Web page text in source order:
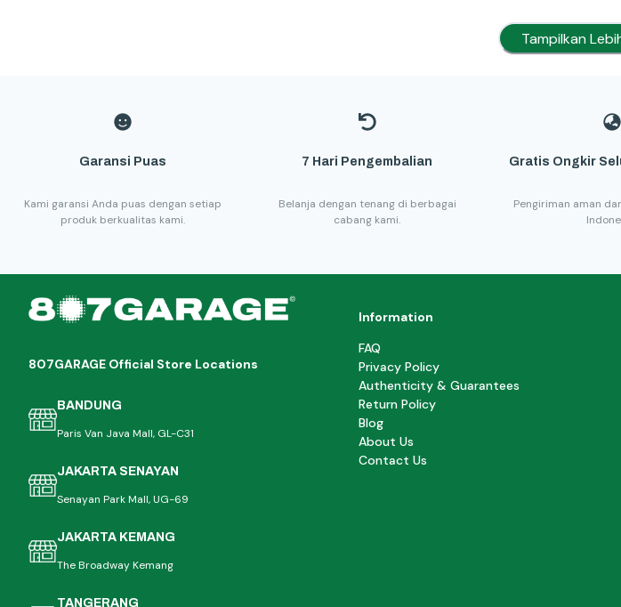
Tampilkan
Garansi Puas
Kami garansi Anda puas dengan setiap
produk berkualitas kami.
7 Hari Pengembalian
Belanja dengan tenang di berbagai
cabang kami.
Gratis Ongkir
Pengiriman aman
807GARAGE Official Store Locations
BANDUNG
Paris Van Java Mall, GL-C31
JAKARTA SENAYAN
Senayan Park Mall, UG-69
JAKARTA KEMANG
The Broadway Kemang
TANGERANG
Information
FAQ
Privacy Policy
Authenticity & Guarantees
Return Policy
Blog
About Us
Contact Us